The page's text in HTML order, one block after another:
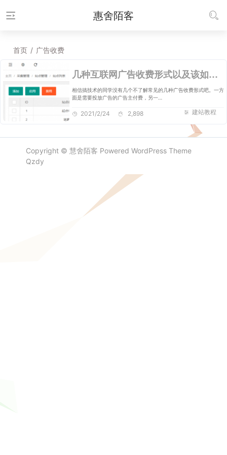
惠舍陌客
首页 / 广告收费
几种互联网广告收费形式以及该如何结合产品投放广告做推广和赚钱
相信搞技术的同学没有几个不了解常见的几种广告收费形式吧。一方
面是需要投放广告的广告主付费，另一…
建站教程
2021/2/24 2,898
Copyright © 慧舍陌客 Powered WordPressTheme
Qzdy